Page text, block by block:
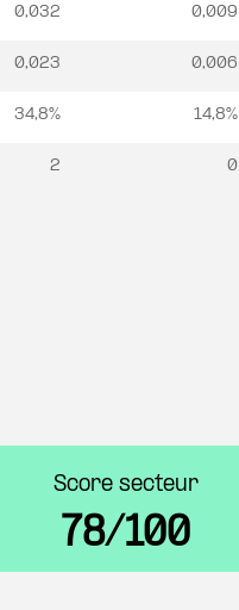
0,032 0,009
0,023 0,006
34,8% 14,8%
2 0
Score secteur
78/100